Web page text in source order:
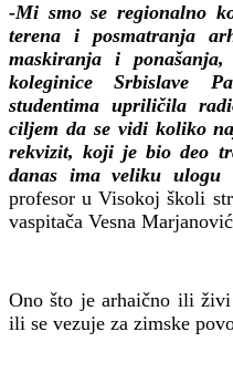
-Mi smo se regionalno
terena i posmatranja
maskiranja i
koleginice Srbislave
studentima upriličila
ciljem da se vidi koliko
rekvizit, koji je bio deo
danas ima veliku ulogu
profesor u Visokoj školi
vaspitača Vesna
Ono što je arhaično ili
ili se vezuje za zimske